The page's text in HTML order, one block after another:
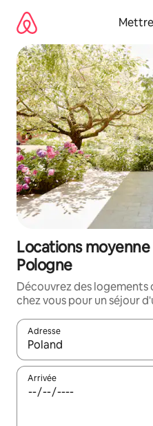
directement
contenu
Locations
Pologne
Découvrez des logements
chez vous pour un séjour
Adresse
Lorsque les résultats
Arrivée